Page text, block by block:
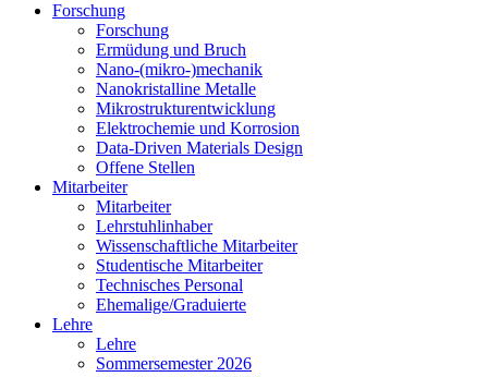
Forschung
Forschung
Ermüdung und Bruch
Nano-(mikro-)mechanik
Nanokristalline Metalle
Mikrostrukturentwicklung
Elektrochemie und Korrosion
Data-Driven Materials Design
Offene Stellen
Mitarbeiter
Mitarbeiter
Lehrstuhlinhaber
Wissenschaftliche Mitarbeiter
Studentische Mitarbeiter
Technisches Personal
Ehemalige/Graduierte
Lehre
Lehre
Sommersemester 2026